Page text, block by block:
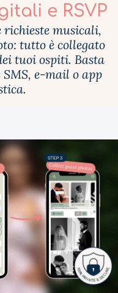
e RSVP
musicali,
tutto è collegato
tuoi ospiti. Basta
e-mail o app